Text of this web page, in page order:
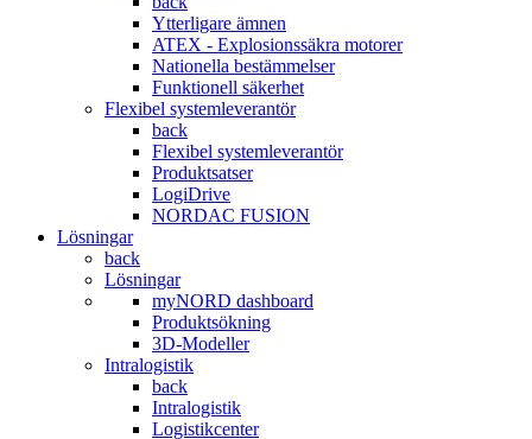
Ytterligare ämnen
ATEX - Explosionssäkra motorer
Nationella bestämmelser
Funktionell säkerhet
Flexibel systemleverantör
back
Flexibel systemleverantör
Produktsatser
LogiDrive
NORDAC FUSION
Lösningar
back
Lösningar
myNORD dashboard
Produktsökning
3D-Modeller
Intralogistik
back
Intralogistik
Logistikcenter